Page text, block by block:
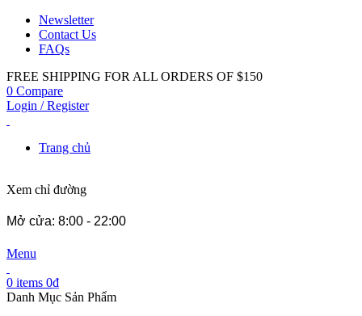
Newsletter
Contact Us
FAQs
FREE SHIPPING FOR ALL ORDERS OF $150
0 Compare
Login / Register
Trang chủ
Xem chỉ đường
Mở cửa: 8:00 - 22:00
Menu
0 items 0₫
Danh Mục Sản Phẩm